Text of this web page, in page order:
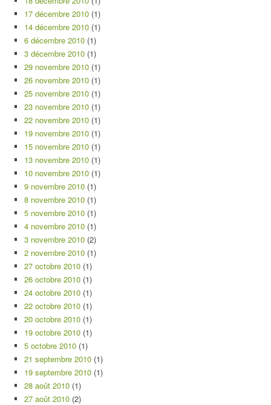
17 décembre 2010 (1)
14 décembre 2010 (1)
6 décembre 2010 (1)
3 décembre 2010 (1)
29 novembre 2010 (1)
26 novembre 2010 (1)
25 novembre 2010 (1)
23 novembre 2010 (1)
22 novembre 2010 (1)
19 novembre 2010 (1)
15 novembre 2010 (1)
13 novembre 2010 (1)
10 novembre 2010 (1)
9 novembre 2010 (1)
8 novembre 2010 (1)
5 novembre 2010 (1)
4 novembre 2010 (1)
3 novembre 2010 (2)
2 novembre 2010 (1)
27 octobre 2010 (1)
26 octobre 2010 (1)
24 octobre 2010 (1)
22 octobre 2010 (1)
20 octobre 2010 (1)
19 octobre 2010 (1)
5 octobre 2010 (1)
21 septembre 2010 (1)
19 septembre 2010 (1)
28 août 2010 (1)
27 août 2010 (2)